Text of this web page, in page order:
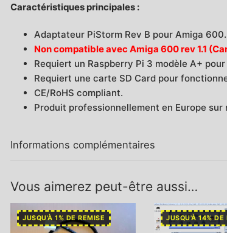
Caractéristiques principales :
Adaptateur PiStorm Rev B pour Amiga 600.
Non compatible avec Amiga 600 rev 1.1
Requiert un Raspberry Pi 3 modèle A+
Requiert une carte SD Card pour
CE/RoHS compliant.
Produit professionnellement en Europe sur
Informations complémentaires
Vous aimerez peut-être aussi…
JUSQU'À 1% DE REMISE JUSQU'À 14% DE